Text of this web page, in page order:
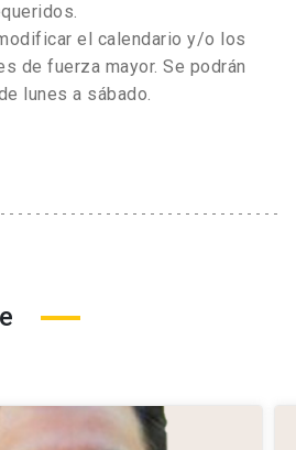
el calendario y/o los
de fuerza mayor. Se podrán
lunes a sábado.